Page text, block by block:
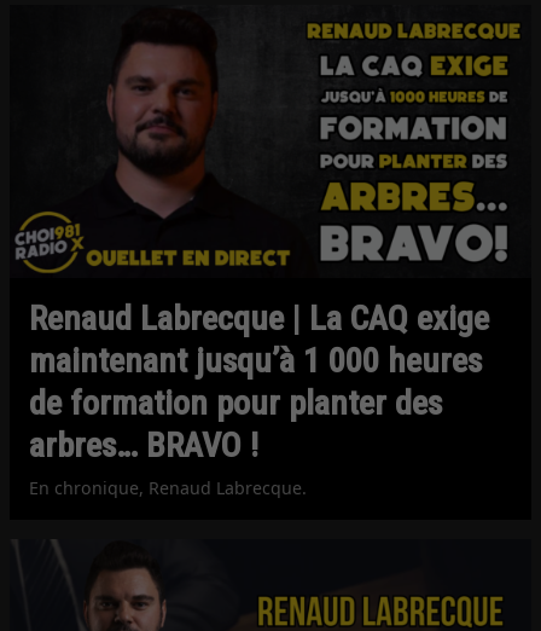
Renaud Labrecque | La CAQ exige
maintenant jusqu’à 1 000 heures
de formation pour planter des
arbres… BRAVO !
En chronique, Renaud Labrecque.